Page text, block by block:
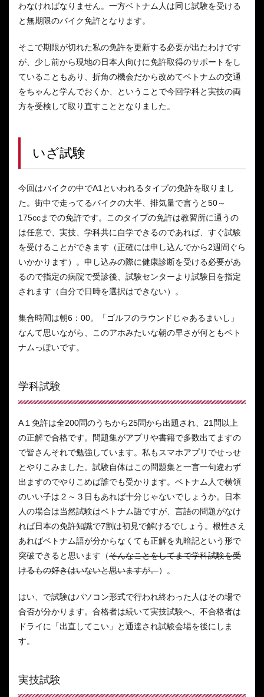
わなければなりません。一方ベトナム人は同じ試験を受ける
と無期限のバイク免許となります。
そこで期限が切れた私の免許を更新する必要が出たわけです
が、少し前から現地の日本人向けに免許取得のサポートをし
ていることもあり、折角の機会だから改めてベトナムの交通
をちゃんと学んでおくか、ということで今回学科と実技の両
方を受検して取り直すこととなりました。
いざ試験
今回はバイクの中でA1といわれるタイプの免許を取りまし
た。街中で走ってるバイクの大半、排気量で言うと50～
175ccまでの免許です。このタイプの免許は教習所に通うの
は任意で、実技、学科共に自学できるのであれば、すぐ試験
を受けることができます（正確には申し込んでから2週間ぐら
いかかります）。申し込みの際に健康診断を受ける必要があ
るので指定の病院で受診後、試験センターより試験日を指定
されます（自分で日時を選択はできない）。
集合時間は朝6：00。「ゴルフのラウンドじゃあるまいし」
なんて思いながら、このアホみたいな朝の早さが何ともベト
ナムっぽいです。
学科試験
A１免許は全200問のうちから25問から出題され、21問以上
の正解で合格です。問題集がアプリや書籍で多数出てますの
で皆さんそれで勉強しています。私もスマホアプリでせっせ
とやりこみました。試験自体はこの問題集と一言一句違わず
出ますのでやりこめば誰でも受かります。ベトナム人で横領
のいい子は２～３日もあれば十分じゃないでしょうか。日本
人の場合は当然試験はベトナム語ですが、言語の問題がなけ
れば日本の免許知識で7割は初見で解けるでしょう。根性さえ
あればベトナム語が分からなくても正解を丸暗記という形で
突破できると思います（そんなことをしてまで学科試験を受
けるもの好きはいないと思いますが。）。
はい、で試験はパソコン形式で行われ終わった人はその場で
合否が分かります。合格者は続いて実技試験へ、不合格者は
ドライに「出直してこい」と通達され試験会場を後にしま
す。
実技試験